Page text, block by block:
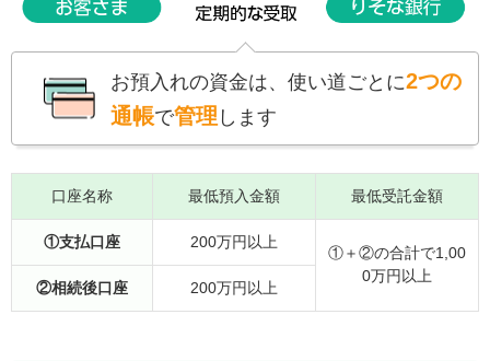
お預入れの資金は、使い道ごとに2つの
通帳で管理 します
口座名称 最低預入金額 最低受託金額
①支払口座 200万円以上
①＋②の合計で1,00
0万円以上
②相続後口座 200万円以上